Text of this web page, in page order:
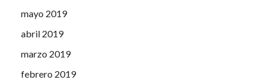
mayo 2019
abril 2019
marzo 2019
febrero 2019